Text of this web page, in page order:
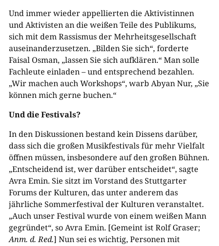
Und immer wieder appellierten die Aktivistinnen
und Aktivisten an die weißen Teile des Publikums,
sich mit dem Rassismus der Mehrheitsgesellschaft
auseinanderzusetzen. „Bilden Sie sich“, forderte
Faisal Osman, „lassen Sie sich aufklären.“ Man solle
Fachleute einladen – und entsprechend bezahlen.
„Wir machen auch Workshops“, warb Abyan Nur, „Sie
können mich gerne buchen.“
Und die Festivals?
In den Diskussionen bestand kein Dissens darüber,
dass sich die großen Musikfestivals für mehr Vielfalt
öffnen müssen, insbesondere auf den großen Bühnen.
„Entscheidend ist, wer darüber entscheidet“, sagte
Avra Emin. Sie sitzt im Vorstand des Stuttgarter
Forums der Kulturen, das unter anderem das
jährliche Sommerfestival der Kulturen veranstaltet.
„Auch unser Festival wurde von einem weißen Mann
gegründet“, so Avra Emin. [Gemeint ist Rolf Graser;
Anm. d. Red.] Nun sei es wichtig, Personen mit